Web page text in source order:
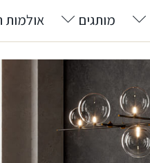
מותגים אולמות